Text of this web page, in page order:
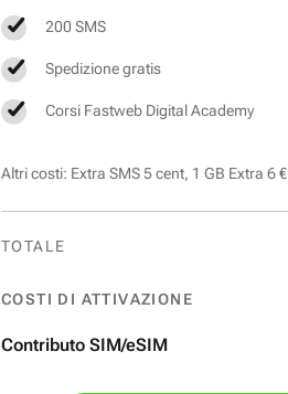
200 SMS
Spedizione gratis
Corsi Fastweb Digital Academy
Altri costi: Extra SMS 5 cent, 1 GB Extra 6 €
TOTALE
COSTI DI ATTIVAZIONE
Contributo SIM/eSIM